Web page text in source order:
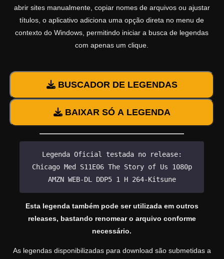
abrir sites manualmente, copiar nomes de arquivos ou ajustar
títulos, o aplicativo adiciona uma opção direta no menu de
contexto do Windows, permitindo iniciar a busca de legendas
com apenas um clique.
BUSCADOR DE LEGENDAS
BAIXAR SÓ A LEGENDA
Legenda Oficial testada no release:
Chicago Med S11E06 The Story of Us 1080p
AMZN WEB-DL DDP5 1 H 264-Kitsune
Esta legenda também pode ser utilizada em outros
releases, bastando renomear o arquivo conforme
necessário.
As legendas disponibilizadas para download são submetidas a